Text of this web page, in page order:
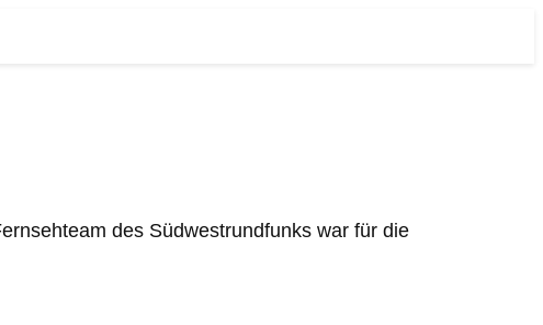
des Südwestrundfunks war für die